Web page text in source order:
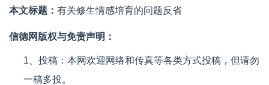
本文标题： 有关修生情感培育的问题反省
信德网版权与免责声明：
1、投稿：本网欢迎网络和传真等各类方式投稿，但请勿
一稿多投。